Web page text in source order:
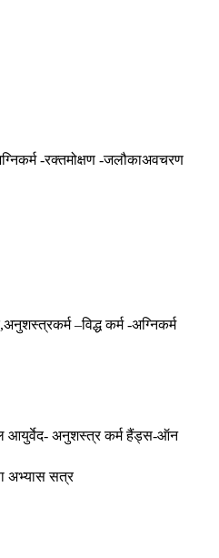
-रक्तमोक्षण -जलौकाअवचरण
–विद्ध कर्म -अग्निकर्म
आयुर्वेद- अनुशस्त्र कर्म हैंड्स-ऑन
अभ्यास सत्र